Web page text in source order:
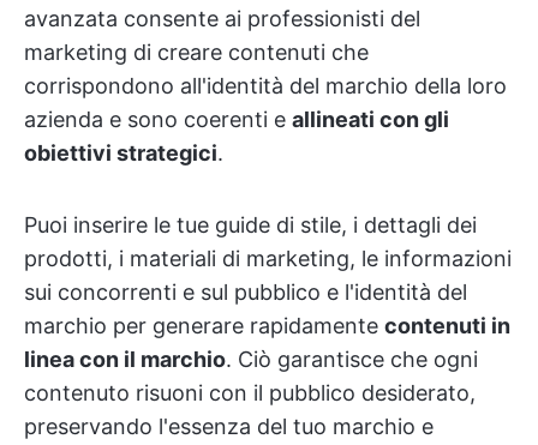
avanzata consente ai professionisti del
marketing di creare contenuti che
corrispondono all'identità del marchio della loro
azienda e sono coerenti e allineati con gli
obiettivi strategici.
Puoi inserire le tue guide di stile, i dettagli dei
prodotti, i materiali di marketing, le informazioni
sui concorrenti e sul pubblico e l'identità del
marchio per generare rapidamente contenuti in
linea con il marchio. Ciò garantisce che ogni
contenuto risuoni con il pubblico desiderato,
preservando l'essenza del tuo marchio e